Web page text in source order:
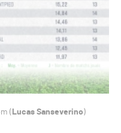
( Lucas Sanseverino)